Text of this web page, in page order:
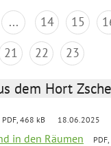
... 14 15
21 22 23
dem Hort
PDF, 468 kB 18.06.2025
in den Räumen